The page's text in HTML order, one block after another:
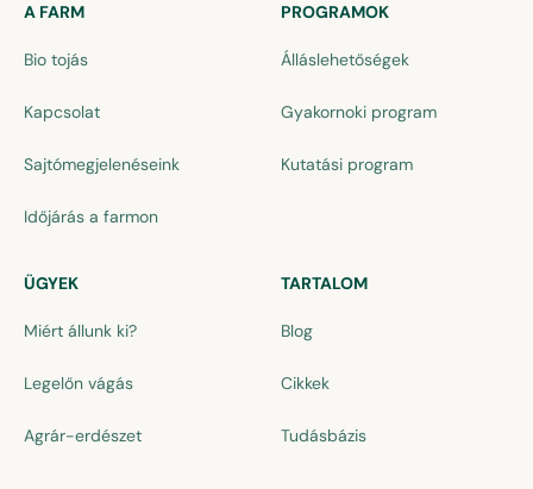
A FARM
Bio tojás
Kapcsolat
Sajtómegjelenéseink
Időjárás a farmon
PROGRAMOK
Álláslehetőségek
Gyakornoki program
Kutatási program
ÜGYEK
Miért állunk ki?
Legelőn vágás
Agrár-erdészet
TARTALOM
Blog
Cikkek
Tudásbázis